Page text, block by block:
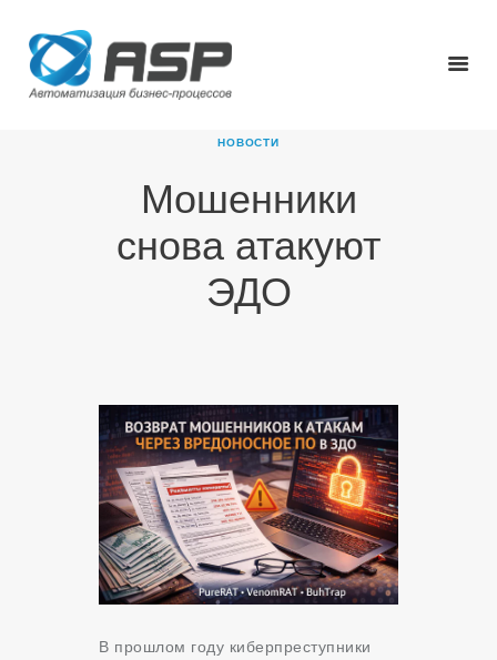
НОВОСТИ
Мошенники
снова атакуют
ЭДО
ГЛАВНАЯ
О КОМПАНИИ
ПРОДУКТЫ
КОНТАКТЫ
В прошлом году киберпреступники